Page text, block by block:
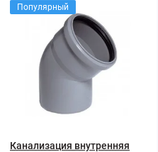
Популярный
Канализация внутренняя